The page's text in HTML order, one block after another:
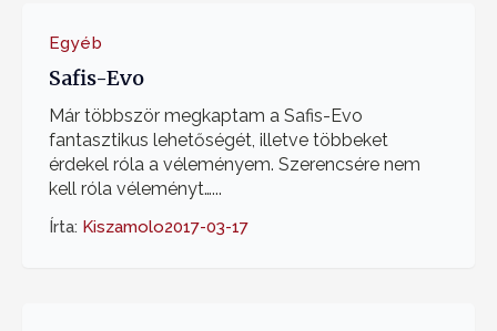
Egyéb
Safis-Evo
Már többször megkaptam a Safis-Evo
fantasztikus lehetőségét, illetve többeket
érdekel róla a véleményem. Szerencsére nem
kell róla véleményt…...
Írta: Kiszamolo2017-03-17